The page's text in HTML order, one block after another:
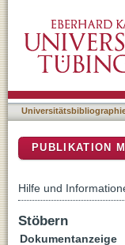
PUBLIKATION
Hilfe und
Stöbern
Dokumentanzeige